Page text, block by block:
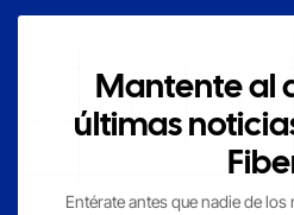
Mantente al
últimas
Entérate antes que nadie de